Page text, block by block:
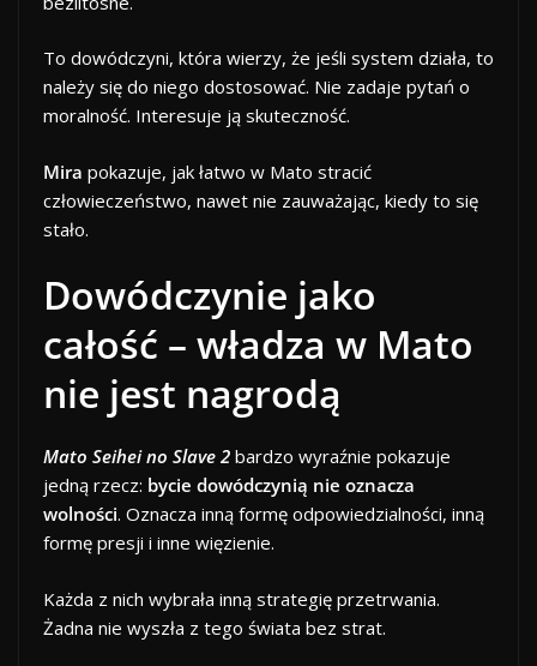
To dowódczyni, która wierzy, że jeśli system działa, to
należy się do niego dostosować. Nie zadaje pytań o
moralność. Interesuje ją skuteczność.
Mira pokazuje, jak łatwo w Mato stracić
człowieczeństwo, nawet nie zauważając, kiedy to się
stało.
Dowódczynie jako
całość – władza w Mato
nie jest nagrodą
Mato Seihei no Slave 2 bardzo wyraźnie pokazuje
jedną rzecz: bycie dowódczynią nie oznacza
wolności. Oznacza inną formę odpowiedzialności, inną
formę presji i inne więzienie.
Każda z nich wybrała inną strategię przetrwania.
Żadna nie wyszła z tego świata bez strat.